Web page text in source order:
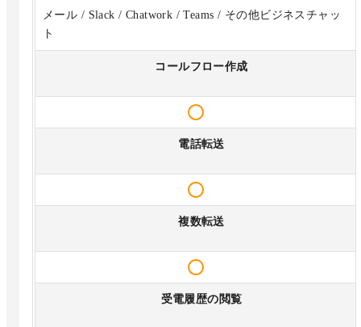
メール / Slack / Chatwork / Teams / その他ビジネスチャッ
ト
コールフロー作成
電話転送
複数転送
受電履歴の閲覧